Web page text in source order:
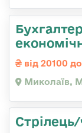
від 20100
Миколаїв,